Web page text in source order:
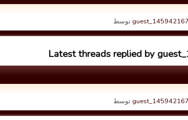
توسط
Latest threads replied by
توسط